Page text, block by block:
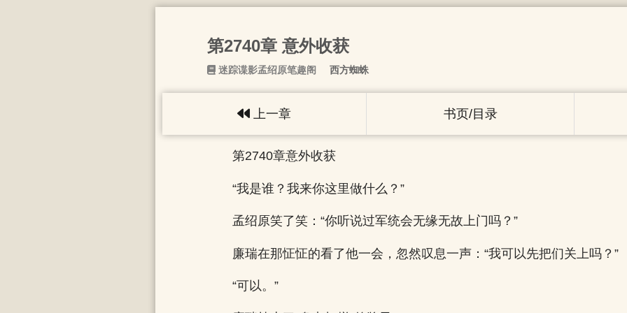
第2740章 意外收获
迷踪谍影孟绍原笔趣阁 西方蜘蛛
上一章 书页/目录
第2740章意外收获
“我是谁？我来你这里做什么？”
孟绍原笑了笑：“你听说过军统会无缘无故上门吗？”
廉瑞在那怔怔的看了他一会，忽然叹息一声：“我可以先把们关上吗？”
“可以。”